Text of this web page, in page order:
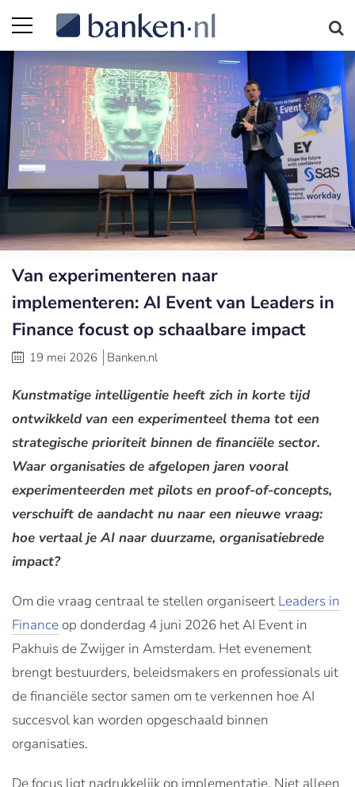
Van experimenteren naar
implementeren: AI Event van Leaders in
Finance focust op schaalbare impact
19 mei 2026 Banken.nl
Kunstmatige intelligentie heeft zich in korte tijd
ontwikkeld van een experimenteel thema tot een
strategische prioriteit binnen de financiële sector.
Waar organisaties de afgelopen jaren vooral
experimenteerden met pilots en proof-of-concepts,
verschuift de aandacht nu naar een nieuwe vraag:
hoe vertaal je AI naar duurzame, organisatiebrede
impact?
Om die vraag centraal te stellen organiseert Leaders in
Finance op donderdag 4 juni 2026 het AI Event in
Pakhuis de Zwijger in Amsterdam. Het evenement
brengt bestuurders, beleidsmakers en professionals uit
de financiële sector samen om te verkennen hoe AI
succesvol kan worden opgeschaald binnen
organisaties.
De focus ligt nadrukkelijk op implementatie. Niet alleen